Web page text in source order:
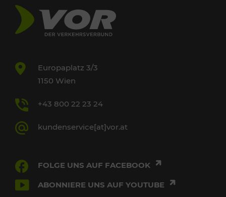
Europaplatz 3/3
1150 Wien
+43 800 22 23 24
kundenservice[at]vor.at
FOLGE UNS AUF FACEBOOK
ABONNIERE UNS AUF YOUTUBE